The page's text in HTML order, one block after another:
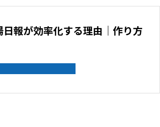
報が効率化する理由｜作り方